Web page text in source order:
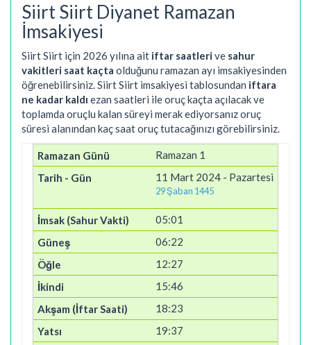
Siirt Siirt Diyanet Ramazan
İmsakiyesi
Siirt Siirt için 2026 yılına ait iftar saatlerive sahur
vakitleri saat kaçta olduğunu ramazan ayı imsakiyesinden
öğrenebilirsiniz. Siirt Siirt imsakiyesi tablosundan iftara
ne kadar kaldı ezan saatleri ile oruç kaçta açılacak ve
toplamda oruçlu kalan süreyi merak ediyorsanız oruç
süresi alanından kaç saat oruç tutacağınızı görebilirsiniz.
Ramazan 1
11 Mart 2024 - Pazartesi
29 Şaban 1445
05:01
06:22
12:27
15:46
18:23
19:37